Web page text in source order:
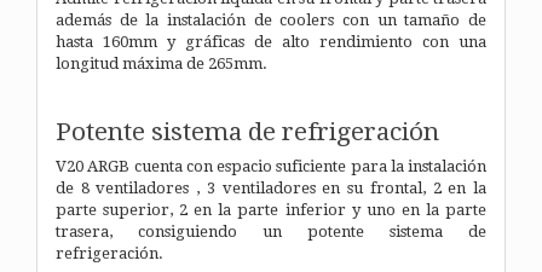
además de la instalación de coolers con un tamaño de
hasta 160mm y gráficas de alto rendimiento con una
longitud máxima de 265mm.
Potente sistema de refrigeración
V20 ARGB cuenta con espacio suficiente para la instalación
de 8 ventiladores , 3 ventiladores en su frontal, 2 en la
parte superior, 2 en la parte inferior y uno en la parte
trasera, consiguiendo un potente sistema de
refrigeración.